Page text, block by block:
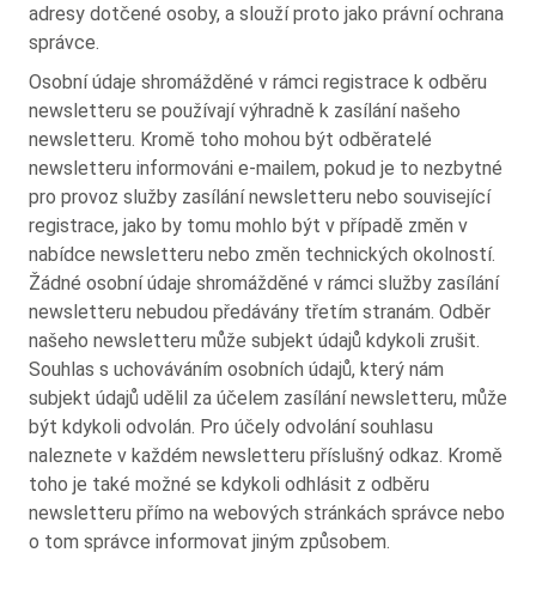
adresy dotčené osoby, a slouží proto jako právní ochrana
správce.
Osobní údaje shromážděné v rámci registrace k odběru
newsletteru se používají výhradně k zasílání našeho
newsletteru. Kromě toho mohou být odběratelé
newsletteru informováni e-mailem, pokud je to nezbytné
pro provoz služby zasílání newsletteru nebo související
registrace, jako by tomu mohlo být v případě změn v
nabídce newsletteru nebo změn technických okolností.
Žádné osobní údaje shromážděné v rámci služby zasílání
newsletteru nebudou předávány třetím stranám. Odběr
našeho newsletteru může subjekt údajů kdykoli zrušit.
Souhlas s uchováváním osobních údajů, který nám
subjekt údajů udělil za účelem zasílání newsletteru, může
být kdykoli odvolán. Pro účely odvolání souhlasu
naleznete v každém newsletteru příslušný odkaz. Kromě
toho je také možné se kdykoli odhlásit z odběru
newsletteru přímo na webových stránkách správce nebo
o tom správce informovat jiným způsobem.